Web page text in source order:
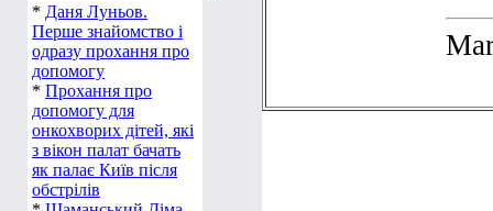
* Даня Луньов.
Перше знайомство і
одразу прохання про
допомогу
* Прохання про
допомогу для
онкохворих дітей, які
з вікон палат бачать
як палає Київ після
обстрілів